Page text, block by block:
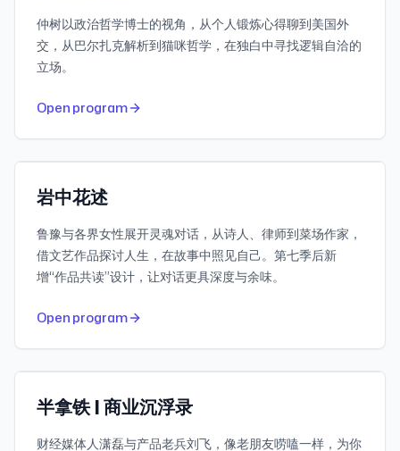
仲树以政治哲学博士的视角，从个人锻炼心得聊到美国外
交，从巴尔扎克解析到猫咪哲学，在独白中寻找逻辑自洽的
立场。
Open program
小宇宙 Featured
岩中花述
鲁豫与各界女性展开灵魂对话，从诗人、律师到菜场作家，
借文艺作品探讨人生，在故事中照见自己。第七季后新
增“作品共读”设计，让对话更具深度与余味。
Open program
小宇宙 Featured
半拿铁 | 商业沉浮录
财经媒体人潇磊与产品老兵刘飞，像老朋友唠嗑一样，为你